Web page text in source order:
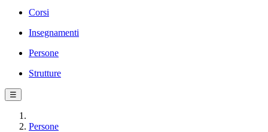
Corsi
Insegnamenti
Persone
Strutture
☰
Persone